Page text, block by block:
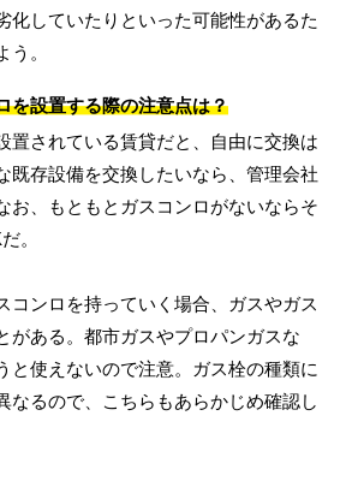
化していたりといった可能性があるた
。
を設置する際の注意点は？
置されている賃貸だと、自由に交換は
既存設備を交換したいなら、管理会社
お、もともとガスコンロがないならそ
。
コンロを持っていく場合、ガスやガス
がある。都市ガスやプロパンガスな
と使えないので注意。ガス栓の種類に
なるので、こちらもあらかじめ確認し